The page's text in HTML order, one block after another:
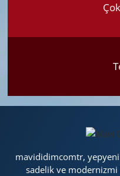
mavididimcomtr,
sadelik ve